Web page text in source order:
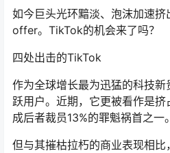
如今巨头光环黯淡、泡沫加速
offer。TikTok的机会来了吗？
四处出击的TikTok
作为全球增长最为迅猛的科技
跃用户。近期，它更被看作是
成后者裁员13%的罪魁祸首之一。
但与其摧枯拉朽的商业表现相